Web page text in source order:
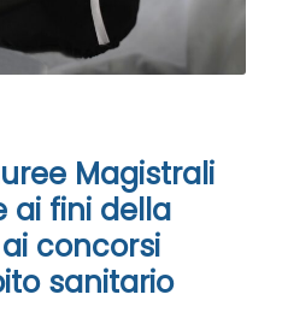
Magistrali
ai fini della
concorsi
sanitario